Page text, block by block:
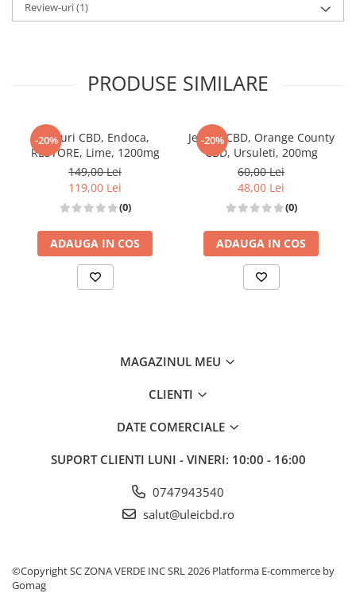
Review-uri(1)
PRODUSE SIMILARE
-20%
Jeleuri CBD, Endoca,
RESTORE, Lime, 1200mg
149,00 Lei
119,00 Lei
(0)
ADAUGA IN COS
-20%
Jeleuri CBD, Orange County
CBD, Ursuleti, 200mg
60,00 Lei
48,00 Lei
(0)
ADAUGA IN COS
MAGAZINUL MEU
CLIENTI
DATE COMERCIALE
SUPORT CLIENTI LUNI - VINERI: 10:00 - 16:00
0747943540
salut@uleicbd.ro
©Copyright SC ZONA VERDE INC SRL 2026 Platforma E-commerce by
Gomag